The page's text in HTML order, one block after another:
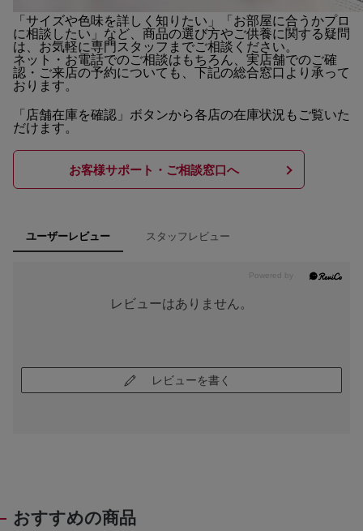
「サイズや色味を詳しく知りたい」「お部屋に合うかプロ
に相談したい」など、商品の選び方やご供養に関する疑問
は、お気軽に専門スタッフまでご相談ください。
ネット・お電話でのご相談はもちろん、実店舗でのご確
認・ご来店の予約についても、下記の総合窓口より承って
おります。
「店舗在庫を確認」ボタンから各店の在庫状況もご覧いた
だけます。
お客様サポート・ご相談窓口へ
ユーザーレビュー スタッフレビュー
レビューはありません。
レビューを書く
おすすめの商品